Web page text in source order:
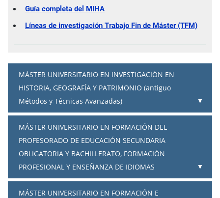
Guía completa del MIHA
Líneas de investigación Trabajo Fin de Máster (TFM)
MÁSTER UNIVERSITARIO EN INVESTIGACIÓN EN
HISTORIA, GEOGRAFÍA Y PATRIMONIO (antiguo
Métodos y Técnicas Avanzadas)
MÁSTER UNIVERSITARIO EN FORMACIÓN DEL
PROFESORADO DE EDUCACIÓN SECUNDARIA
OBLIGATORIA Y BACHILLERATO, FORMACIÓN
PROFESIONAL Y ENSEÑANZA DE IDIOMAS
MÁSTER UNIVERSITARIO EN FORMACIÓN E